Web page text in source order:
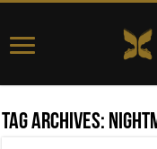
Tag Archives: